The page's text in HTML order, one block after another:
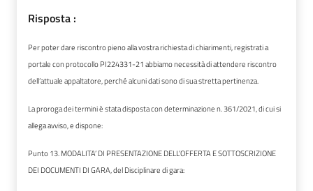
Risposta :
Per poter dare riscontro pieno alla vostra richiesta di chiarimenti, registrati a
portale con protocollo PI224331-21 abbiamo necessità di attendere riscontro
dell’attuale appaltatore, perché alcuni dati sono di sua stretta pertinenza.
La proroga dei termini è stata disposta con determinazione n. 361/2021, di cui si
allega avviso, e dispone:
Punto 13. MODALITA’ DI PRESENTAZIONE DELL’OFFERTA E SOTTOSCRIZIONE
DEI DOCUMENTI DI GARA, del Disciplinare di gara: